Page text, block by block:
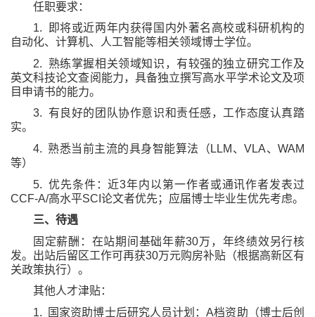
任职要求：
1.
即将或近两年内获得国内外著名高校或科研机构的
自动化、计算机、人工智能等相关领域博士学位。
2.
熟练掌握相关领域知识，有较强的独立研究工作及
英文科技论文查阅能力，具备独立撰写高水平学术论文及项
目申请书的能力。
3. 有良好的团队协作意识和责任感，工作态度认真踏
实。
4. 熟悉当前主流的具身智能算法（ LLM 、VLA、WAM
等）
5. 优先条件：近3年内以第一作者或通讯作者发表过
CCF-A/高水平SCI 论文者优先；应届博士毕业生优先考虑。
三、待遇
固定薪酬：在站期间基础年薪30万，年终绩效另行核
发。出站后留区工作可再获30万元购房补贴（根据高新区有
关政策执行）。
其他人才津贴：
1.
国家资助博士后研究人员计划：A档资助（博士后创